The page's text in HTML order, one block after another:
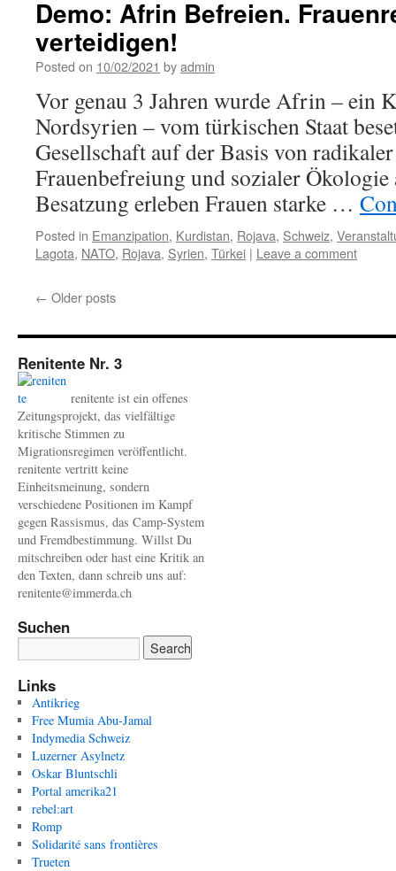
Demo: Afrin Befreien.
verteidigen!
Posted on 10/02/2021 byadmin
Vor genau 3 Jahren wurde Afrin – ein
Nordsyrien – vom türkischen Staat
Gesellschaft auf der Basis von
Frauenbefreiung und sozialer Ökologie
Besatzung erleben Frauen starke …
Posted in Emanzipation, Kurdistan, Rojava, Schweiz,
Lagota, NATO, Rojava, Syrien, Türkei | Leave a comment
← Older posts
Renitente Nr. 3
renitente ist ein offenes
Zeitungsprojekt, das vielfältige
kritische Stimmen zu
Migrationsregimen veröffentlicht.
renitente vertritt keine
Einheitsmeinung, sondern
verschiedene Positionen im Kampf
gegen Rassismus, das Camp-System
und Fremdbestimmung. Willst Du
mitschreiben oder hast eine Kritik an
den Texten, dann schreib uns auf:
renitente@immerda.ch
Suchen
Links
Antikrieg
Free Mumia Abu-Jamal
Indymedia Schweiz
Luzerner Asylnetz
Oskar Bluntschli
Portal amerika21
rebel:art
Romp
Solidarité sans frontières
Trueten